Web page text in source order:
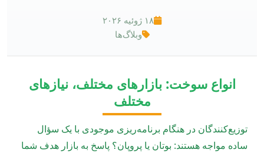
۱۸ ژوئیه ۲۰۲۶
وبلاگ‌ها
انواع سوخت: بازارهای مختلف، نیازهای
مختلف
توزیع‌کنندگان در هنگام برنامه‌ریزی موجودی با یک سؤال
ساده مواجه هستند: بوتان یا پروپان؟ پاسخ به بازار هدف شما